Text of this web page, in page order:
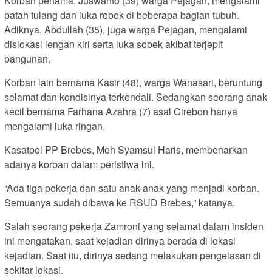
patah tulang dan luka robek di beberapa bagian tubuh.
Adiknya, Abdullah (35), juga warga Pejagan, mengalami
dislokasi lengan kiri serta luka sobek akibat terjepit
bangunan.
Korban lain bernama Kasir (48), warga Wanasari, beruntung
selamat dan kondisinya terkendali. Sedangkan seorang anak
kecil bernama Farhana Azahra (7) asal Cirebon hanya
mengalami luka ringan.
Kasatpol PP Brebes, Moh Syamsul Haris, membenarkan
adanya korban dalam peristiwa ini.
“Ada tiga pekerja dan satu anak-anak yang menjadi korban.
Semuanya sudah dibawa ke RSUD Brebes,” katanya.
Salah seorang pekerja Zamroni yang selamat dalam insiden
ini mengatakan, saat kejadian dirinya berada di lokasi
kejadian. Saat itu, dirinya sedang melakukan pengelasan di
sekitar lokasi.